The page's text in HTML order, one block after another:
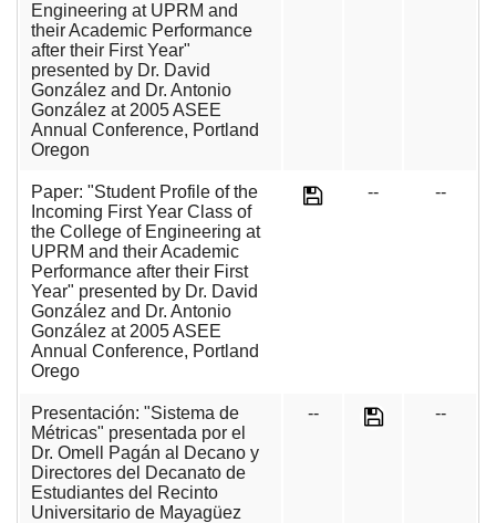
Engineering at UPRM and
their Academic Performance
after their First Year"
presented by Dr. David
González and Dr. Antonio
González at 2005 ASEE
Annual Conference, Portland
Oregon
Paper: "Student Profile of the
Incoming First Year Class of
the College of Engineering at
UPRM and their Academic
Performance after their First
Year" presented by Dr. David
González and Dr. Antonio
González at 2005 ASEE
Annual Conference, Portland
Orego
-- --
Presentación: "Sistema de
Métricas" presentada por el
Dr. Omell Pagán al Decano y
Directores del Decanato de
Estudiantes del Recinto
Universitario de Mayagüez
-- --